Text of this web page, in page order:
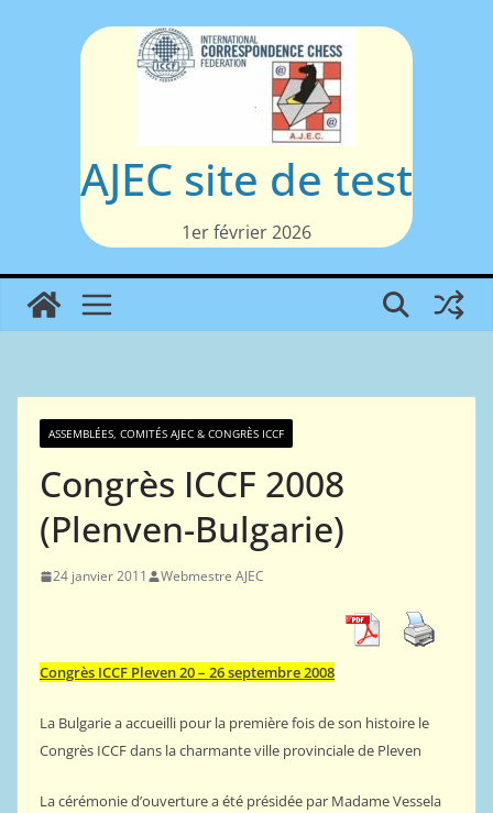
AJEC site de test
1er février 2026
ASSEMBLÉES, COMITÉS AJEC & CONGRÈS ICCF
Congrès ICCF 2008
(Plenven-Bulgarie)
24 janvier 2011 Webmestre AJEC
Congrès ICCF Pleven 20 – 26 septembre 2008
La Bulgarie a accueilli pour la première fois de son histoire le
Congrès ICCF dans la charmante ville provinciale de Pleven
La cérémonie d’ouverture a été présidée par Madame Vessela